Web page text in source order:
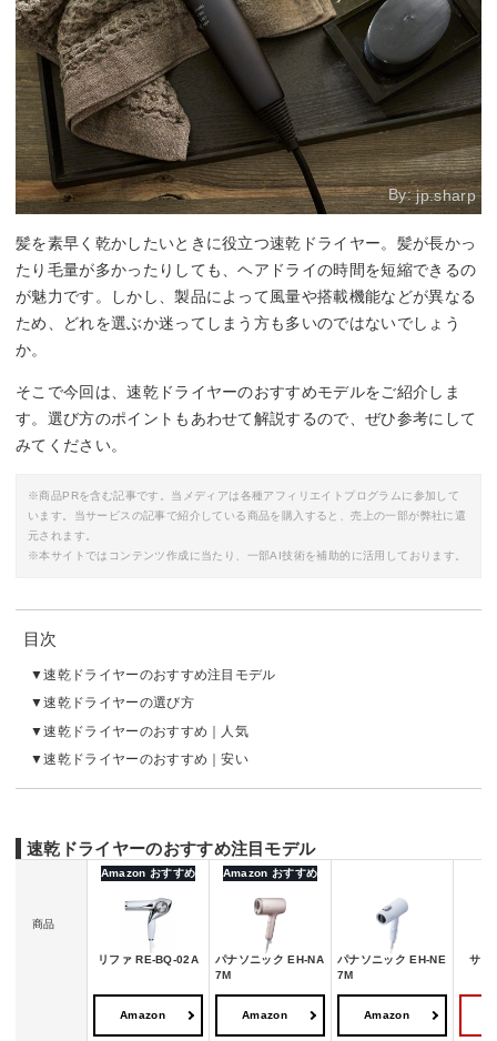
By:jp.sharp
髪を素早く乾かしたいときに役立つ速乾ドライヤー。髪が長かっ
たり毛量が多かったりしても、ヘアドライの時間を短縮できるの
が魅力です。しかし、製品によって風量や搭載機能などが異なる
ため、どれを選ぶか迷ってしまう方も多いのではないでしょう
か。
そこで今回は、速乾ドライヤーのおすすめモデルをご紹介しま
す。選び方のポイントもあわせて解説するので、ぜひ参考にして
みてください。
※商品PRを含む記事です。当メディアは各種アフィリエイトプログラムに参加して
います。当サービスの記事で紹介している商品を購入すると、売上の一部が弊社に還
元されます。
※本サイトではコンテンツ作成に当たり、一部AI技術を補助的に活用しております。
目次
速乾ドライヤーのおすすめ注目モデル
速乾ドライヤーの選び方
速乾ドライヤーのおすすめ｜人気
速乾ドライヤーのおすすめ｜安い
速乾ドライヤーのおすすめ注目モデル
商品
Amazon おすすめ
リファ RE-BQ-02A
Amazon おすすめ
パナソニック EH-NA
7M
パナソニック EH-NE
7M
サロ
Amazon Amazon Amazon